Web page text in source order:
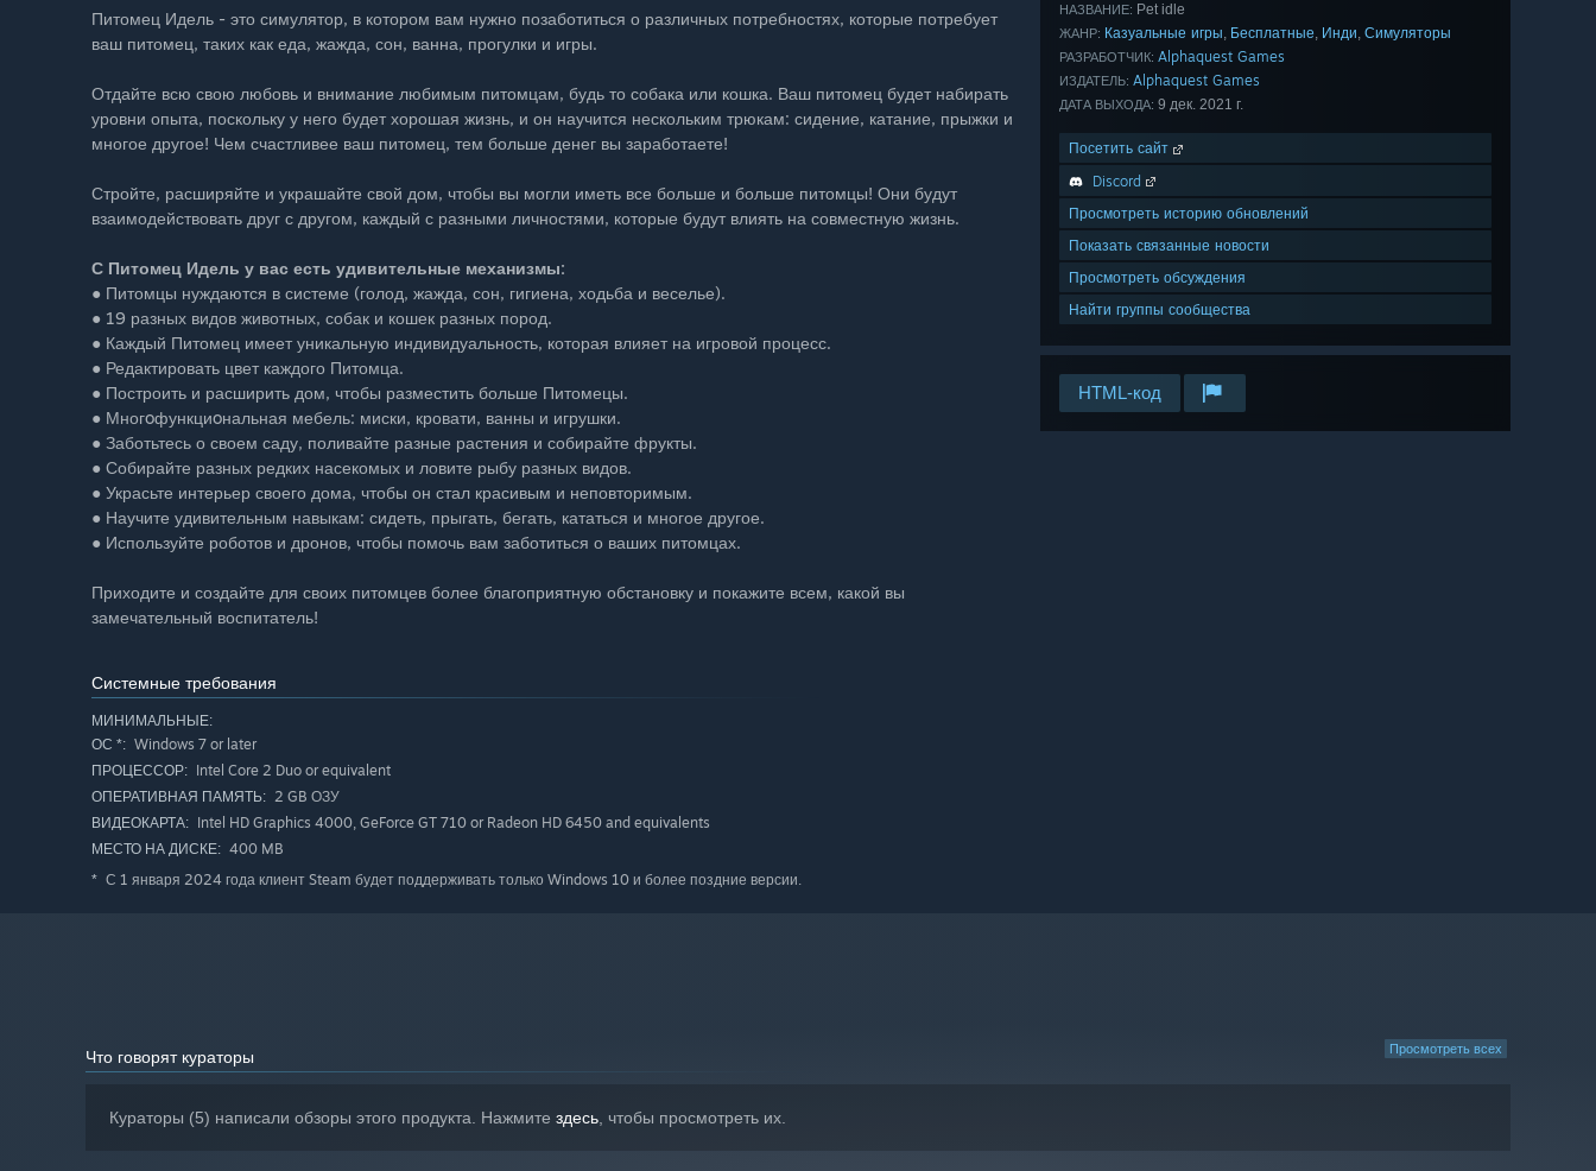
НАЗВАНИЕ: Pet idle
ЖАНР: Казуальные игры, Бесплатные, Инди, Симуляторы
РАЗРАБОТЧИК: Alphaquest Games
ИЗДАТЕЛЬ: Alphaquest Games
ДАТА ВЫХОДА: 9 дек. 2021 г.
Посетить сайт
Discord
Просмотреть историю обновлений
Показать связанные новости
Просмотреть обсуждения
Найти группы сообщества
HTML-код
Питомец Идель - это симулятор, в котором вам нужно позаботиться о различных потребностях, которые потребует
ваш питомец, таких как еда, жажда, сон, ванна, прогулки и игры.
Отдайте всю свою любовь и внимание любимым питомцам, будь то собака или кошка. Ваш питомец будет набирать
уровни опыта, поскольку у него будет хорошая жизнь, и он научится нескольким трюкам: сидение, катание, прыжки и
многое другое! Чем счастливее ваш питомец, тем больше денег вы заработаете!
Стройте, расширяйте и украшайте свой дом, чтобы вы могли иметь все больше и больше питомцы! Они будут
взаимодействовать друг с другом, каждый с разными личностями, которые будут влиять на совместную жизнь.
С Питомец Идель у вас есть удивительные механизмы:
● Питомцы нуждаются в системе (голод, жажда, сон, гигиена, ходьба и веселье).
● 19 разных видов животных, собак и кошек разных пород.
● Каждый Питомец имеет уникальную индивидуальность, которая влияет на игровой процесс.
● Редактировать цвет каждого Питомца.
● Построить и расширить дом, чтобы разместить больше Питомецы.
● Многoфункциoнальная мебель: миски, кровати, ванны и игрушки.
● Заботьтесь о своем саду, поливайте разные растения и собирайте фрукты.
● Собирайте разных редких насекомых и ловите рыбу разных видов.
● Украсьте интерьер своего дома, чтобы он стал красивым и неповторимым.
● Научите удивительным навыкам: сидеть, прыгать, бегать, кататься и многое другое.
● Используйте роботов и дронов, чтобы помочь вам заботиться о ваших питомцах.
Приходите и создайте для своих питомцев более благоприятную обстановку и покажите всем, какой вы
замечательный воспитатель!
Системные требования
МИНИМАЛЬНЫЕ:
ОС *: Windows 7 or later
ПРОЦЕССОР: Intel Core 2 Duo or equivalent
ОПЕРАТИВНАЯ ПАМЯТЬ: 2 GB ОЗУ
ВИДЕОКАРТА: Intel HD Graphics 4000, GeForce GT 710 or Radeon HD 6450 and equivalents
МЕСТО НА ДИСКЕ: 400 MB
* С 1 января 2024 года клиент Steam будет поддерживать только Windows 10 и более поздние версии.
Просмотреть всех
Что говорят кураторы
Кураторы (5) написали обзоры этого продукта. Нажмите здесь, чтобы просмотреть их.